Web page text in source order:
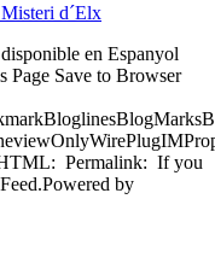
d´Elx
en Espanyol
Page Save to Browser
Permalink: If you
by